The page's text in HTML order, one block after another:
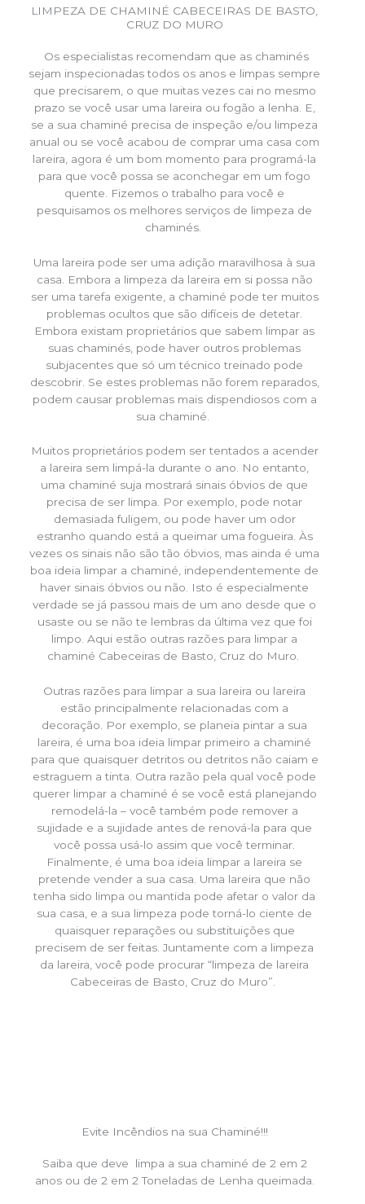
LIMPEZA DE CHAMINÉ CABECEIRAS DE BASTO,
CRUZ DO MURO
Os especialistas recomendam que as chaminés
sejam inspecionadas todos os anos e limpas sempre
que precisarem, o que muitas vezes cai no mesmo
prazo se você usar uma lareira ou fogão a lenha. E,
se a sua chaminé precisa de inspeção e/ou limpeza
anual ou se você acabou de comprar uma casa com
lareira, agora é um bom momento para programá-la
para que você possa se aconchegar em um fogo
quente. Fizemos o trabalho para você e
pesquisamos os melhores serviços de limpeza de
chaminés.
Uma lareira pode ser uma adição maravilhosa à sua
casa. Embora a limpeza da lareira em si possa não
ser uma tarefa exigente, a chaminé pode ter muitos
problemas ocultos que são difíceis de detetar.
Embora existam proprietários que sabem limpar as
suas chaminés, pode haver outros problemas
subjacentes que só um técnico treinado pode
descobrir. Se estes problemas não forem reparados,
podem causar problemas mais dispendiosos com a
sua chaminé.
Muitos proprietários podem ser tentados a acender
a lareira sem limpá-la durante o ano. No entanto,
uma chaminé suja mostrará sinais óbvios de que
precisa de ser limpa. Por exemplo, pode notar
demasiada fuligem, ou pode haver um odor
estranho quando está a queimar uma fogueira. Às
vezes os sinais não são tão óbvios, mas ainda é uma
boa ideia limpar a chaminé, independentemente de
haver sinais óbvios ou não. Isto é especialmente
verdade se já passou mais de um ano desde que o
usaste ou se não te lembras da última vez que foi
limpo. Aqui estão outras razões para limpar a
chaminé Cabeceiras de Basto, Cruz do Muro.
Outras razões para limpar a sua lareira ou lareira
estão principalmente relacionadas com a
decoração. Por exemplo, se planeia pintar a sua
lareira, é uma boa ideia limpar primeiro a chaminé
para que quaisquer detritos ou detritos não caiam e
estraguem a tinta. Outra razão pela qual você pode
querer limpar a chaminé é se você está planejando
remodelá-la – você também pode remover a
sujidade e a sujidade antes de renová-la para que
você possa usá-lo assim que você terminar.
Finalmente, é uma boa ideia limpar a lareira se
pretende vender a sua casa. Uma lareira que não
tenha sido limpa ou mantida pode afetar o valor da
sua casa, e a sua limpeza pode torná-lo ciente de
quaisquer reparações ou substituições que
precisem de ser feitas. Juntamente com a limpeza
da lareira, você pode procurar “limpeza de lareira
Cabeceiras de Basto, Cruz do Muro”.
Evite Incêndios na sua Chaminé!!!
Saiba que deve limpa a sua chaminé de 2 em 2
anos ou de 2 em 2 Toneladas de Lenha queimada.